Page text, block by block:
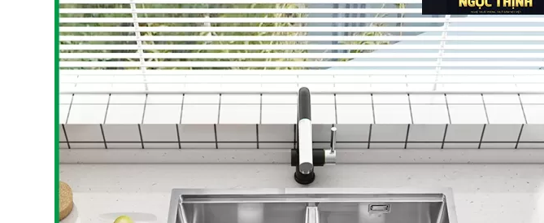
Phụ kiện tủ bếp trên
Thùng đựng gạo
Bếp từ-Bếp hồng ngoại
Chậu rửa bát
Ray trượt – bản lề – tay nắm cửa
Phụ kiện tủ bếp dưới
Giá để bát đĩa đa năng
Giá để dao thớt
Kệ để chất tẩy rửa
Kệ gia vị